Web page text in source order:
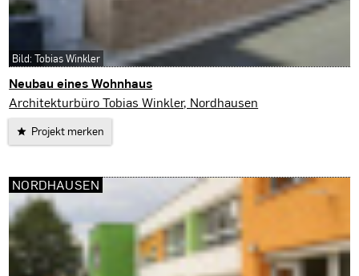
Neubau eines Wohnhaus
Sondershausen
Architekturbüro Tobias Winkler, Nordhausen
Projekt merken
Bild: Tobias Winkler
NORDHAUSEN